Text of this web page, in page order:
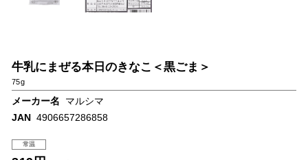
牛乳にまぜる本日のきなこ＜黒ごま＞
75g
メーカー名
マルシマ
JAN 4906657286858
常温